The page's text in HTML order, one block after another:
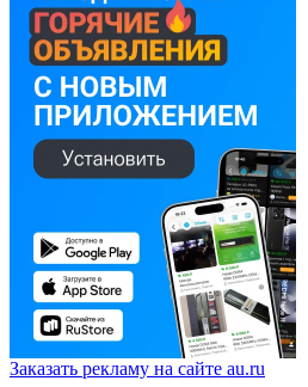
Заказать рекламу на сайте au.ru